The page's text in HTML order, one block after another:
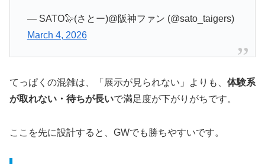
— SATO🦭(さとー)@阪神ファン (@sato_taigers)
March 4, 2026
てっぱくの混雑は、「展示が見られない」よりも、 体験系
が取れない・待ちが長いで満足度が下がりがちです。
ここを先に設計すると、GWでも勝ちやすいです。